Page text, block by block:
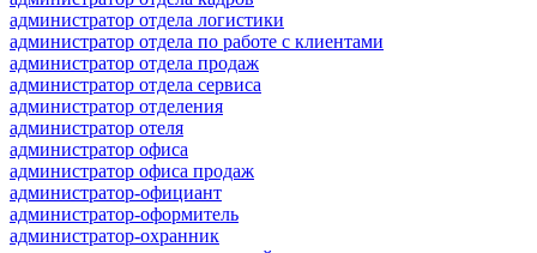
администратор отдела логистики
администратор отдела по работе с клиентами
администратор отдела продаж
администратор отдела сервиса
администратор отделения
администратор отеля
администратор офиса
администратор офиса продаж
администратор-официант
администратор-оформитель
администратор-охранник